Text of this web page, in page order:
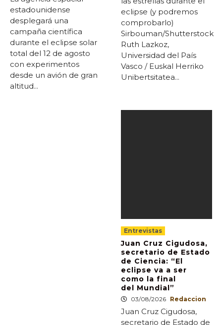
estadounidense
desplegará una
campaña científica
durante el eclipse solar
total del 12 de agosto
con experimentos
desde un avión de gran
altitud...
eclipse (y podremos
comprobarlo)
Sirbouman/Shutterstock
Ruth Lazkoz,
Universidad del País
Vasco / Euskal Herriko
Unibertsitatea...
Entrevistas
Juan Cruz Cigudosa,
secretario de Estado
de Ciencia: “El
eclipse va a ser
como la final
del Mundial”
03/08/2026 Redaccion
Juan Cruz Cigudosa,
secretario de Estado de